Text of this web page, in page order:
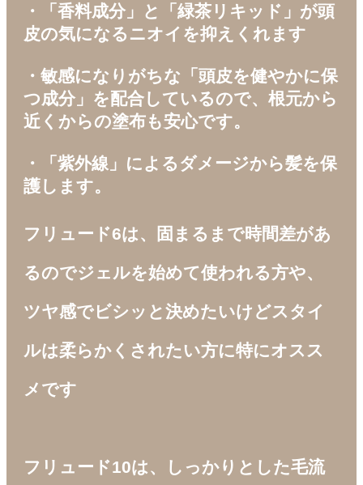
・「香料成分」と「緑茶リキッド」が頭
皮の気になるニオイを抑えくれます
・敏感になりがちな「頭皮を健やかに保
つ成分」を配合しているので、根元から
近くからの塗布も安心です。
・「紫外線」によるダメージから髪を保
護します。
フリュード6は、固まるまで時間差があ
るのでジェルを始めて使われる方や、
ツヤ感でビシッと決めたいけどスタイ
ルは柔らかくされたい方に特にオスス
メです
フリュード10は、しっかりとした毛流